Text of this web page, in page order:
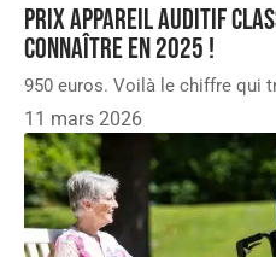
Prix appareil auditif
connaître en 2025 !
950 euros. Voilà le chiffre qui
11 mars 2026